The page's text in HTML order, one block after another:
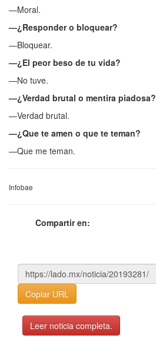
—Moral.
—¿Responder o bloquear?
—Bloquear.
—¿El peor beso de tu vida?
—No tuve.
—¿Verdad brutal o mentira piadosa?
—Verdad brutal.
—¿Que te amen o que te teman?
—Que me teman.
Infobae
Compartir en:
Copiar URL
Leer noticia completa.